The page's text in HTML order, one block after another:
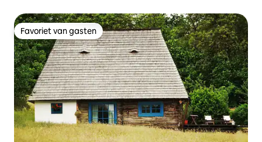
Favoriet van gasten
Favoriet van gasten